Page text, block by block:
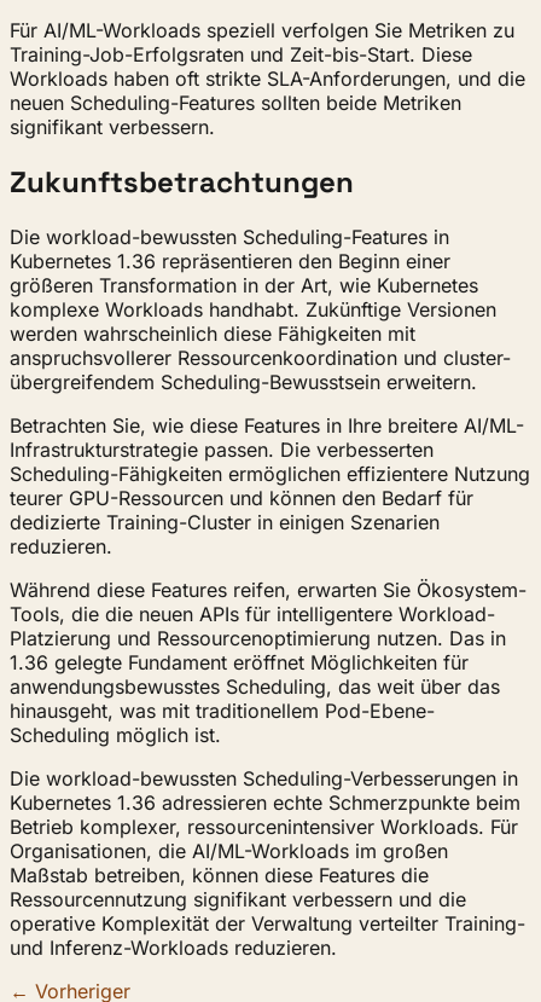
Für AI/ML-Workloads speziell verfolgen Sie Metriken zu
Training-Job-Erfolgsraten und Zeit-bis-Start. Diese
Workloads haben oft strikte SLA-Anforderungen, und die
neuen Scheduling-Features sollten beide Metriken
signifikant verbessern.
Zukunftsbetrachtungen
Die workload-bewussten Scheduling-Features in
Kubernetes 1.36 repräsentieren den Beginn einer
größeren Transformation in der Art, wie Kubernetes
komplexe Workloads handhabt. Zukünftige Versionen
werden wahrscheinlich diese Fähigkeiten mit
anspruchsvollerer Ressourcenkoordination und cluster-
übergreifendem Scheduling-Bewusstsein erweitern.
Betrachten Sie, wie diese Features in Ihre breitere AI/ML-
Infrastrukturstrategie passen. Die verbesserten
Scheduling-Fähigkeiten ermöglichen effizientere Nutzung
teurer GPU-Ressourcen und können den Bedarf für
dedizierte Training-Cluster in einigen Szenarien
reduzieren.
Während diese Features reifen, erwarten Sie Ökosystem-
Tools, die die neuen APIs für intelligentere Workload-
Platzierung und Ressourcenoptimierung nutzen. Das in
1.36 gelegte Fundament eröffnet Möglichkeiten für
anwendungsbewusstes Scheduling, das weit über das
hinausgeht, was mit traditionellem Pod-Ebene-
Scheduling möglich ist.
Die workload-bewussten Scheduling-Verbesserungen in
Kubernetes 1.36 adressieren echte Schmerzpunkte beim
Betrieb komplexer, ressourcenintensiver Workloads. Für
Organisationen, die AI/ML-Workloads im großen
Maßstab betreiben, können diese Features die
Ressourcennutzung signifikant verbessern und die
operative Komplexität der Verwaltung verteilter Training-
und Inferenz-Workloads reduzieren.
← Vorheriger